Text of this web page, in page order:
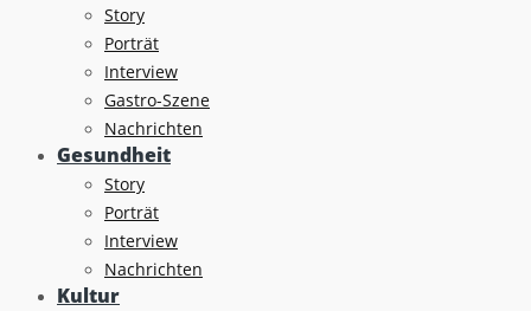
Story
Porträt
Interview
Gastro-Szene
Nachrichten
Gesundheit
Story
Porträt
Interview
Nachrichten
Kultur